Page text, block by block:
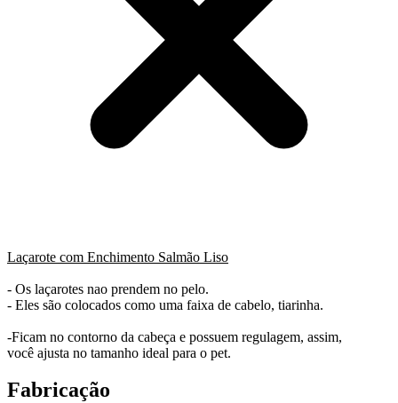
Laçarote com Enchimento Salmão Liso
- Os laçarotes nao prendem no pelo.
- Eles são colocados como uma faixa de cabelo, tiarinha.
-Ficam no contorno da cabeça e possuem regulagem, assim,
você ajusta no tamanho ideal para o pet.
Fabricação